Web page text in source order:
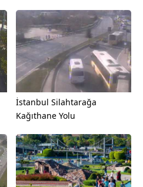
İstanbul Silahtarağa
Kağıthane Yolu